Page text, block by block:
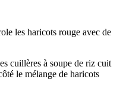
les haricots rouge avec de
cuillères à soupe de riz cuit
le mélange de haricots